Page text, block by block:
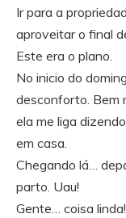
Ir para a
aproveitar o final
Este era o plano.
No inicio do
desconforto. Bem
ela me liga
em casa.
Chegando lá…
parto. Uau!
Gente… coisa